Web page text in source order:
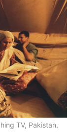
TV, Pakistan,